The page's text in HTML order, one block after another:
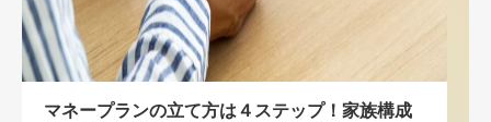
マネープランの立て方は４ステップ！家族構成